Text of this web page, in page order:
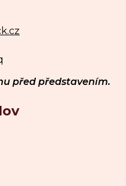
před představením.